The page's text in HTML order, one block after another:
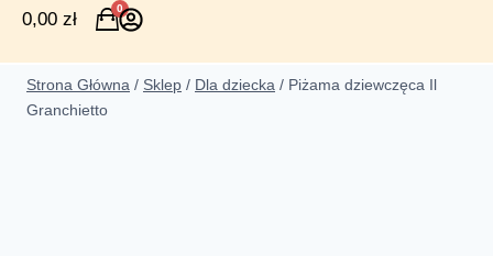
0,00 zł
0
Strona Główna / Sklep / Dla dziecka / Piżama dziewczęca Il
Granchietto